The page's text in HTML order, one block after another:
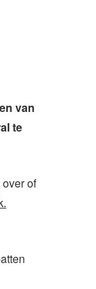
van
te
of